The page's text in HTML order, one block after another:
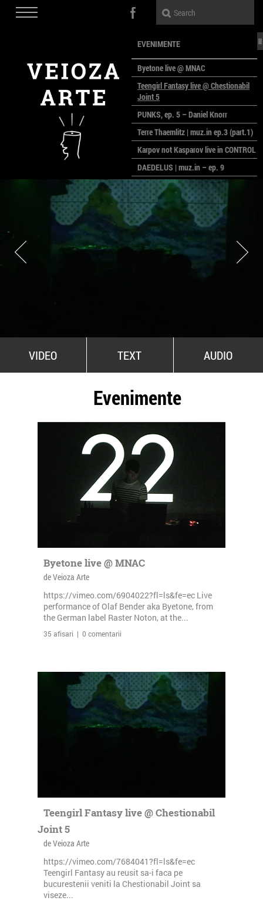
EVENIMENTE
Byetone live @ MNAC
Teengirl Fantasy live @ Chestionabil
Joint 5
PUNKS, ep. 5 – Daniel Knorr
Terre Thaemlitz | muz.in ep.3 (part.1)
Karpov not Kasparov live in CONTROL
DAEDELUS | muz.in – ep. 9
LALELE, LALELE – prima premieră a
anului la MACAZ
CinePOLSKA – filme poloneze la
București
PEOPLE OF ROMANIA se lansează la
galeria Simeza
All Stars For Outernational
VIDEO TEXT AUDIO
Evenimente
Byetone live @ MNAC
de Veioza Arte
https://vimeo.com/6904022?fl=ls&fe=ec Live
performance of Olaf Bender aka Byetone, from
the German label Raster Noton, at the...
35 afisari | 0 comentarii
Teengirl Fantasy live @ Chestionabil
Joint 5
de Veioza Arte
https://vimeo.com/7684041?fl=ls&fe=ec
Teengirl Fantasy au reusit sa-i faca pe
bucurestenii veniti la Chestionabil Joint sa
viseze...